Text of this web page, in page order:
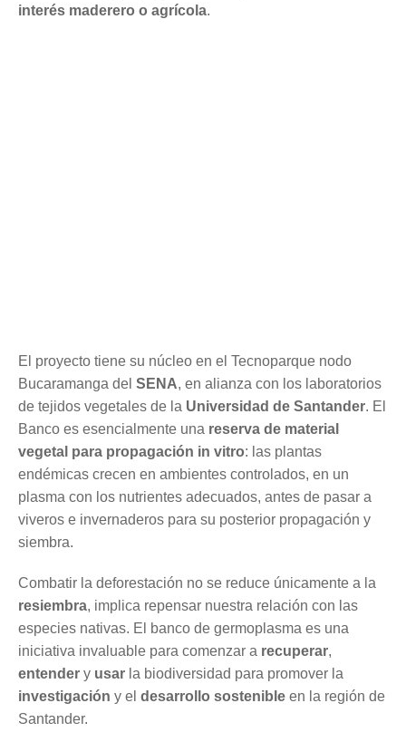
interés maderero o agrícola.
El proyecto tiene su núcleo en el Tecnoparque nodo
Bucaramanga del SENA, en alianza con los laboratorios
de tejidos vegetales de la Universidad de Santander. El
Banco es esencialmente una reserva de material
vegetal para propagación in vitro: las plantas
endémicas crecen en ambientes controlados, en un
plasma con los nutrientes adecuados, antes de pasar a
viveros e invernaderos para su posterior propagación y
siembra.
Combatir la deforestación no se reduce únicamente a la
resiembra, implica repensar nuestra relación con las
especies nativas. El banco de germoplasma es una
iniciativa invaluable para comenzar a recuperar,
entender y usar la biodiversidad para promover la
investigación y el desarrollo sostenible en la región de
Santander.